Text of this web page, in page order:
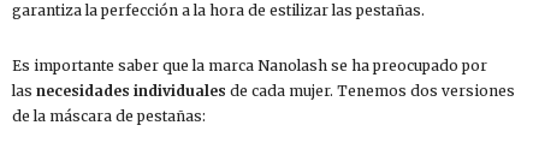
garantiza la perfección a la hora de estilizar las pestañas.
Es importante saber que la marca Nanolash se ha preocupado por
las necesidades individuales de cada mujer. Tenemos dos versiones
de la máscara de pestañas: